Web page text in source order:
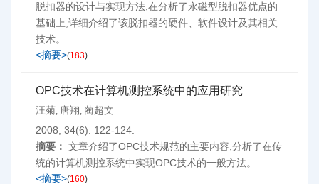
脱扣器的设计与实现方法,在分析了永磁型脱扣器优点的
基础上,详细介绍了该脱扣器的硬件、软件设计及其相关
技术。
<摘要>(183)
OPC技术在计算机测控系统中的应用研究
汪菊, 唐翔, 蔺超文
2008, 34(6): 122-124.
摘要： 文章介绍了OPC技术规范的主要内容,分析了在传
统的计算机测控系统中实现OPC技术的一般方法。
<摘要>(160)